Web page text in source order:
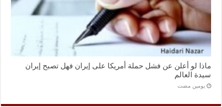
ماذا لو أعلن عن فشل حملة أمريكا على إيران فهل تصبح إيران
سيدة العالم
‏يومين مضت